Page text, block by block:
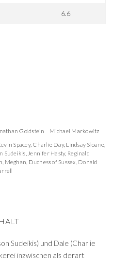
6.6
Goldstein
Michael Markowitz
Spacey, Charlie Day, Lindsay Sloane,
Sudeikis,Jennifer Hasty, Reginald
, Meghan, Duchess of Sussex, Donald
Sudeikis) und Dale (Charlie
inzwischen als derart